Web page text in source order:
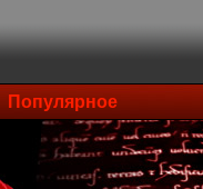
Популярное